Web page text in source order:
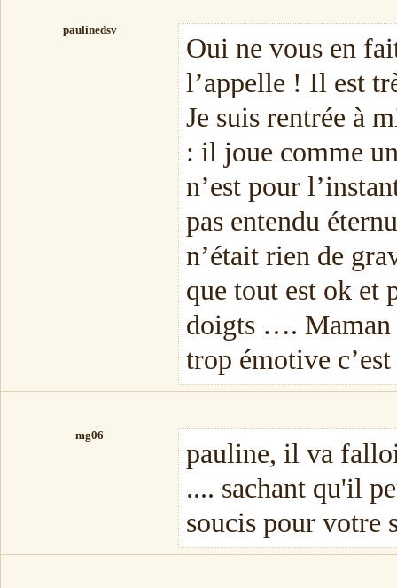
paulinedsv
Oui ne vous en
l’appelle ! Il est
Je suis rentrée à
: il joue comme
n’est pour
pas entendu
n’était rien de
que tout est ok
doigts ….
trop émotive
mg06
pauline, il va
.... sachant qu'il
soucis pour votre